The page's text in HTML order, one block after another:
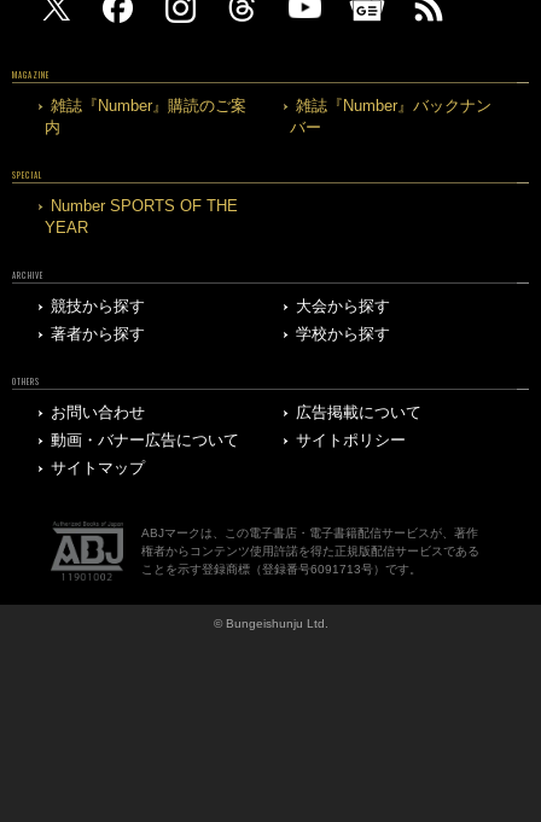
MAGAZINE
雑誌『Number』購読のご案
内
雑誌『Number』バックナン
バー
SPECIAL
Number SPORTS OF THE
YEAR
ARCHIVE
競技から探す
大会から探す
著者から探す
学校から探す
OTHERS
お問い合わせ
広告掲載について
動画・バナー広告について
サイトポリシー
サイトマップ
ABJマークは、この電子書店・電子書籍配信サービスが、著作
権者からコンテンツ使用許諾を得た正規版配信サービスである
ことを示す登録商標（登録番号6091713号）です。
© Bungeishunju Ltd.